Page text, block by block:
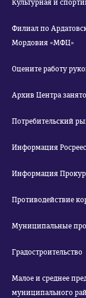
Культурная и
Филиал по
Мордовия «МФЦ»
Оцените работу
Архив Центра
Потребительский
Информация
Информация
Противодействие
Муниципальные
Градостроительство
Малое и среднее
муниципального